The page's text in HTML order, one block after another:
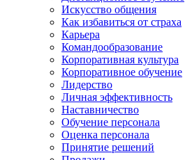
Искусство общения
Как избавиться от страха
Карьера
Командообразование
Корпоративная культура
Корпоративное обучение
Лидерство
Личная эффективность
Наставничество
Обучение персонала
Оценка персонала
Принятие решений